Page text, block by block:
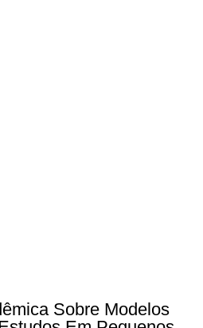
Sobre Modelos